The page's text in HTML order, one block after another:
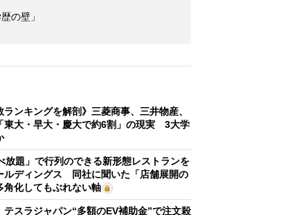
の壁」
ランキングを解剖》三菱商事、三井物産、
東大・早大・慶大で約6割」の現実 3大学
放題」で行列のできる新形態レストランを
ルディングス 同社に聞いた「店舗展開の
角化してもぶれない軸
テスラジャパン“多額のEV補助金”で注文殺